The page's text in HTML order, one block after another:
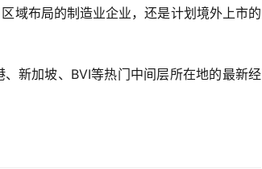
域布局的制造业企业，还是计划境外上市的
新加坡、BVI等热门中间层所在地的最新经